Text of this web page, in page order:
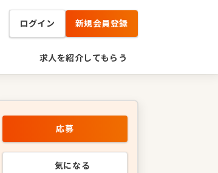
ログイン 新規会員登録
求人を紹介してもらう
応募
気になる